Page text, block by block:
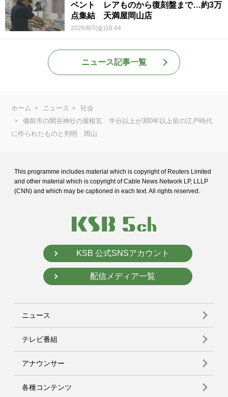
ベント レアものから復刻盤まで…約3万
点集結 天満屋岡山店
2026/8/7(金)16:44
ニュース記事一覧
ホーム ニュース
社会
備前市の閑谷神社の屋根瓦 半分以上が300年以上前の江戸時代
に作られたものと判明 岡山
This programme includes material which is copyright of Reuters Limited
and other material which is copyright of Cable News Network LP, LLLP
(CNN) and which may be captioned in each text. All rights reserved.
KSB 公式SNSアカウント
配信メディア一覧
ニュース
テレビ番組
アナウンサー
各種コンテンツ